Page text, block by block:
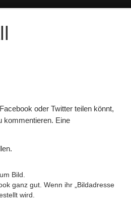
oder Twitter teilen könnt,
kommentieren. Eine
Bild.
ganz gut. Wenn ihr „Bildadresse
wird.